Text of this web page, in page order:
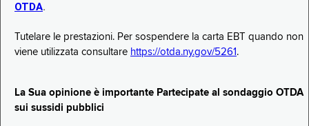
OTDA.
Tutelare le prestazioni. Per sospendere la carta EBT quando non
viene utilizzata consultare https://otda.ny.gov/5261 .
La Sua opinione è importante Partecipate al sondaggio OTDA
sui sussidi pubblici